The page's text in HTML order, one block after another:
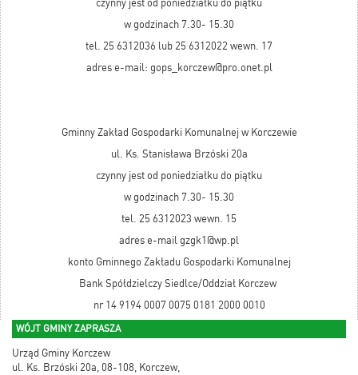
czynny jest od poniedziałku do piątku
w godzinach 7.30- 15.30
tel. 25 6312036 lub 25 6312022 wewn. 17
adres e-mail: gops_korczew@pro.onet.pl
Gminny Zakład Gospodarki Komunalnej w Korczewie
ul. Ks. Stanisława Brzóski 20a
czynny jest od poniedziałku do piątku
w godzinach 7.30- 15.30
tel. 25 6312023 wewn. 15
adres e-mail gzgk1@wp.pl
konto Gminnego Zakładu Gospodarki Komunalnej
Bank Spółdzielczy Siedlce/Oddział Korczew
nr 14 9194 0007 0075 0181 2000 0010
WÓJT GMINY ZAPRASZA
Urząd Gminy Korczew
ul. Ks. Brzóski 20a, 08-108, Korczew,